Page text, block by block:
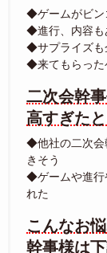
◆ゲームがビン
◆進行、内容も
◆サプライズも
◆来てもらった
二次会幹
高すぎた
◆他社の二次会
きそう
◆ゲームや進行
れた
こんなお
幹事様は